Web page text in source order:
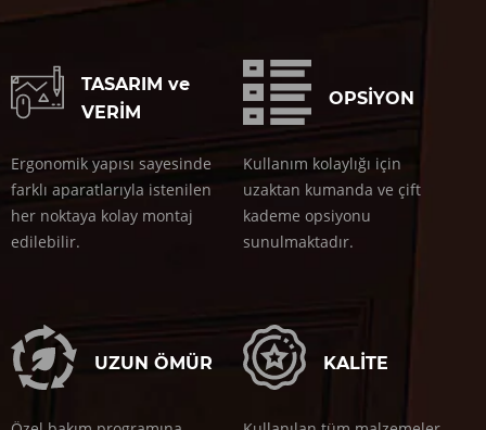
TASARIM ve
VERİM
Ergonomik yapısı sayesinde
farklı aparatlarıyla istenilen
her noktaya kolay montaj
edilebilir.
OPSİYON
Kullanım kolaylığı için
uzaktan kumanda ve çift
kademe opsiyonu
sunulmaktadır.
UZUN ÖMÜR KALİTE